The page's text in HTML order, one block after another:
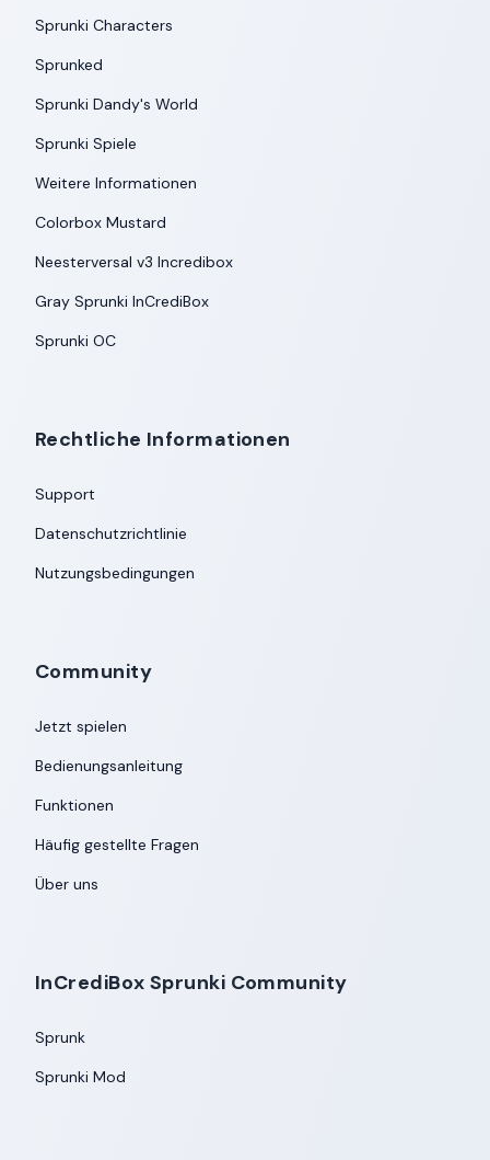
Sprunki Characters
Sprunked
Sprunki Dandy's World
Sprunki Spiele
Weitere Informationen
Colorbox Mustard
Neesterversal v3 Incredibox
Gray Sprunki InCrediBox
Sprunki OC
Rechtliche Informationen
Support
Datenschutzrichtlinie
Nutzungsbedingungen
Community
Jetzt spielen
Bedienungsanleitung
Funktionen
Häufig gestellte Fragen
Über uns
InCrediBox Sprunki Community
Sprunk
Sprunki Mod